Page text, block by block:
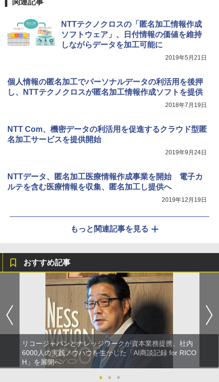
関連記事
NTTテクノクロスの「匿名加工情報作成
ソフトウェア」、日付情報の価値を維持
しながらデータを加工可能に
2019年5月21日
個人情報の匿名加工でパーソナルデータの利活用を後押
し、NTTテクノクロスが匿名加工情報作成ソフトを提供
2018年7月19日
NTT Com、機密データの利活用を促進するクラウド型匿
名加工サービスを提供開始
2019年9月24日
NTTデータ、匿名加工医療情報作成事業を開始 電子カ
ルテを含む医療情報を収集、匿名加工し提供へ
2019年12月19日
もっと関連記事を見る
おすすめ記事
リコージャパンとナレッジワークが資本業務提携、社内
6000人の実践ノウハウを生かした「AI商談記録 for RICO
H」を展開へ
●
● ●